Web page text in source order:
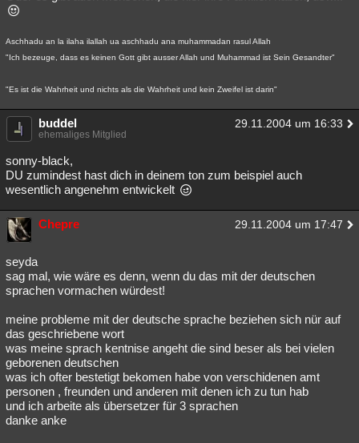
Aschhadu an la ilaha ilallah ua aschhadu ana muhammadan rasul Allah
"Ich bezeuge, dass es keinen Gott gibt ausser Allah und Muhammad ist Sein Gesandter"
"Es ist die Wahrheit und nichts als die Wahrheit und kein Zweifel ist darin"
buddel 29.11.2004 um 16:33
ehemaliges Mitglied
sonny-black,
DU zumindest hast dich in deinem ton zum beispiel auch
wesentlich angenehm entwickelt
Chepre 29.11.2004 um 17:47
seyda
sag mal, wie wäre es denn, wenn du das mit der deutschen
sprachen vormachen würdest!
meine probleme mit der deutsche sprache beziehen sich nür auf
das geschriebene wort
was meine sprach kentnise angeht die sind beser als bei vielen
geborenen deutschen
was ich ofter bestetigt bekomen habe von verschidenen amt
personen , freunden und anderen mit denen ich zu tun hab
und ich arbeite als übersetzer für 3 sprachen
danke anke